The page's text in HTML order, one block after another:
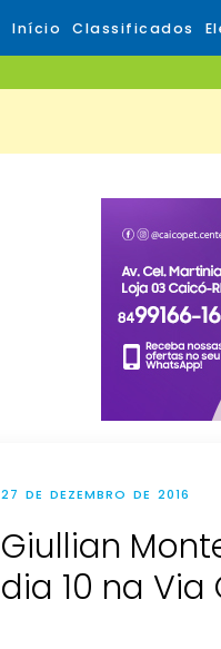
Início Classificados
27 DE DEZEMBRO DE 2016
Giullian
dia 10 na Via